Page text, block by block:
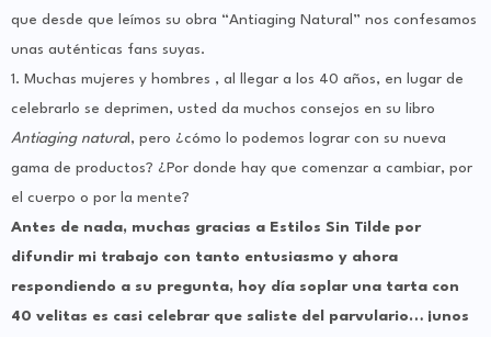
que desde que leímos su obra “Antiaging Natural” nos confesamos
unas auténticas fans suyas.
1. Muchas mujeres y hombres , al llegar a los 40 años, en lugar de
celebrarlo se deprimen, usted da muchos consejos en su libro
Antiaging natural, pero ¿cómo lo podemos lograr con su nueva
gama de productos? ¿Por donde hay que comenzar a cambiar, por
el cuerpo o por la mente?
Antes de nada, muchas gracias a Estilos Sin Tilde por
difundir mi trabajo con tanto entusiasmo y ahora
respondiendo a su pregunta, hoy día soplar una tarta con
40 velitas es casi celebrar que saliste del parvulario… ¡unos